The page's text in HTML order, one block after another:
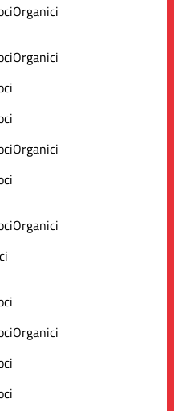
Organici
Organici
Organici
Organici
Organici